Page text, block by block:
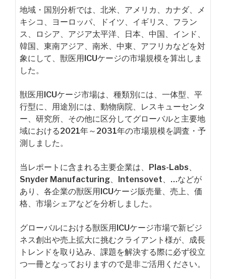
地域・国別分析では、北米、アメリカ、カナダ、メ
キシコ、ヨーロッパ、ドイツ、イギリス、フラン
ス、ロシア、アジア太平洋、日本、中国、インド、
韓国、東南アジア、南米、中東、アフリカなどを対
象にして、獣医用ICUケージの市場規模を算出しま
した。
獣医用ICUケージ市場は、種類別には、一体型、平
行型に、用途別には、動物病院、レスキューセンタ
ー、研究所、その他に区分してグローバルと主要地
域における2021年～2031年の市場規模を調査・予
測しました。
当レポートに含まれる主要企業は、Plas-Labs、
Snyder Manufacturing、Intensovet、…などが
あり、各企業の獣医用ICUケージ販売量、売上、価
格、市場シェアなどを分析しました。
グローバルにおける獣医用ICUケージ市場で新ビジ
ネス創出や売上拡大に挑むクライアント様が、成長
トレンドを取り込み、課題を解決する際に必ず役立
つ一冊となっておりますので是非ご活用ください。